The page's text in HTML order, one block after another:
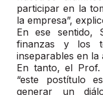
participar en la
la empresa”,
En ese sentido,
finanzas y los
inseparables en la
En tanto, el Prof.
“este postítulo
generar un